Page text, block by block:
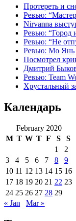
Протереть и
Ревью:
Nirvanna
Ревью: “Город
Ревью: “Не
Ревью: Мо Янь
Посмотрел
Дмитрий
Ревью: Team
Хрустальный
Календарь
February 2020
M T W T F S
S
1
2
3
4 5 6 7 8
9
10 11 12 13 14 15 16
17 18 19 20 21 22 23
24 25 26 27 28 29
« Jan
Mar »